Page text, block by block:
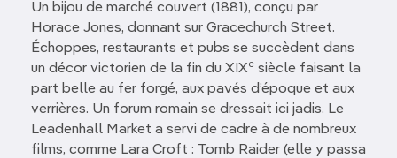
Un bijou de marché couvert (1881), conçu par
Horace Jones, donnant sur Gracechurch Street.
Échoppes, restaurants et pubs se succèdent dans
un décor victorien de la fin du XIXe siècle faisant la
part belle au fer forgé, aux pavés d’époque et aux
verrières. Un forum romain se dressait ici jadis. Le
Leadenhall Market a servi de cadre à de nombreux
films, comme Lara Croft : Tomb Raider (elle y passa